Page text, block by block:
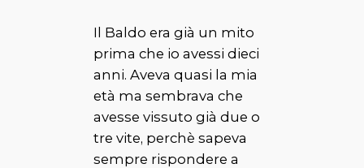
Il Baldo era già un mito
prima che io avessi dieci
anni. Aveva quasi la mia
età ma sembrava che
avesse vissuto già due o
tre vite, perchè sapeva
sempre rispondere a